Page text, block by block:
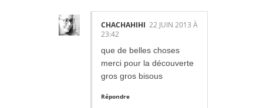
CHACHAHIHI 22 JUIN 2013 À
23:42
que de belles choses
merci pour la découverte
gros gros bisous
Répondre